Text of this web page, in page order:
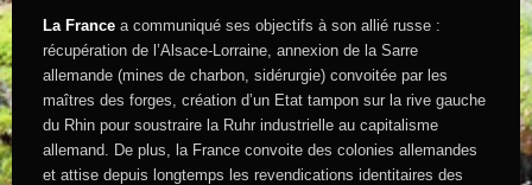
La France a communiqué ses objectifs à son allié russe :
récupération de l’Alsace-Lorraine, annexion de la Sarre
allemande (mines de charbon, sidérurgie) convoitée par les
maîtres des forges, création d’un Etat tampon sur la rive gauche
du Rhin pour soustraire la Ruhr industrielle au capitalisme
allemand. De plus, la France convoite des colonies allemandes
et attise depuis longtemps les revendications identitaires des